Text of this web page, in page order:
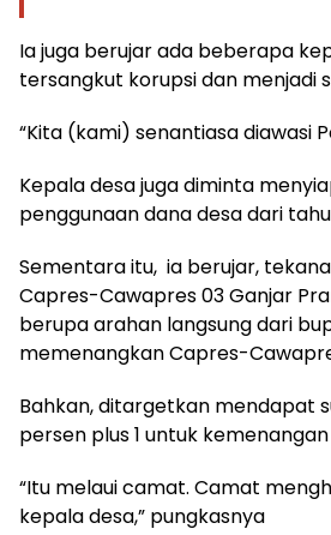
Ia juga berujar ada beberapa
tersangkut korupsi dan menjadi
“Kita (kami) senantiasa diawasi
Kepala desa juga diminta
penggunaan dana desa dari
Sementara itu, ia berujar,
Capres-Cawapres 03 Ganjar
berupa arahan langsung dari
memenangkan Capres-
Bahkan, ditargetkan mendapat
persen plus 1 untuk
“Itu melaui camat. Camat
kepala desa,” pungkasnya